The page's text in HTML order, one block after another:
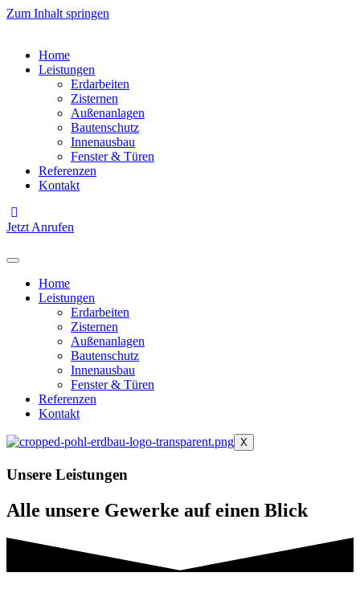
Zum Inhalt springen
Home
Leistungen
Erdarbeiten
Zisternen
Außenanlagen
Bautenschutz
Innenausbau
Fenster & Türen
Referenzen
Kontakt
Jetzt Anrufen
Home
Leistungen
Erdarbeiten
Zisternen
Außenanlagen
Bautenschutz
Innenausbau
Fenster & Türen
Referenzen
Kontakt
X
Unsere Leistungen
Alle unsere Gewerke auf einen Blick